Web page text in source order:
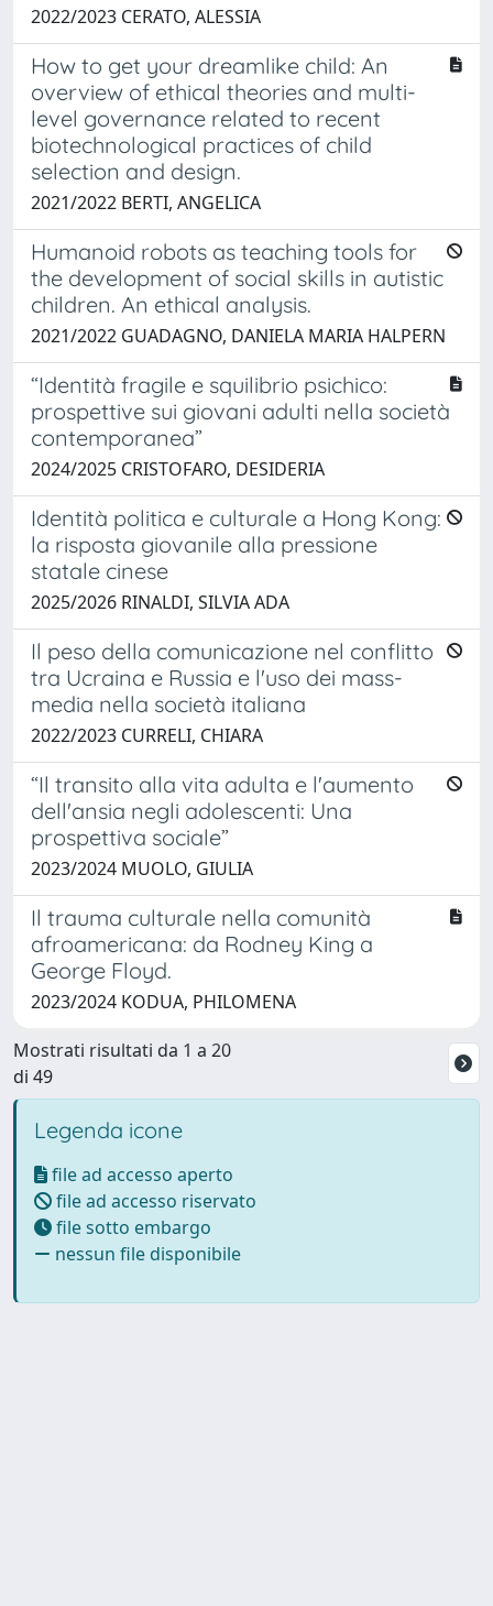
2022/2023 CERATO, ALESSIA
How to get your dreamlike child: An
overview of ethical theories and multi-
level governance related to recent
biotechnological practices of child
selection and design.
2021/2022 BERTI, ANGELICA
Humanoid robots as teaching tools for
the development of social skills in autistic
children. An ethical analysis.
2021/2022 GUADAGNO, DANIELA MARIA HALPERN
“Identità fragile e squilibrio psichico:
prospettive sui giovani adulti nella società
contemporanea”
2024/2025 CRISTOFARO, DESIDERIA
Identità politica e culturale a Hong Kong:
la risposta giovanile alla pressione
statale cinese
2025/2026 RINALDI, SILVIA ADA
Il peso della comunicazione nel conflitto
tra Ucraina e Russia e l'uso dei mass-
media nella società italiana
2022/2023 CURRELI, CHIARA
“Il transito alla vita adulta e l'aumento
dell'ansia negli adolescenti: Una
prospettiva sociale”
2023/2024 MUOLO, GIULIA
Il trauma culturale nella comunità
afroamericana: da Rodney King a
George Floyd.
2023/2024 KODUA, PHILOMENA
Mostrati risultati da 1 a 20
di 49
Legenda icone
file ad accesso aperto
file ad accesso riservato
file sotto embargo
nessun file disponibile